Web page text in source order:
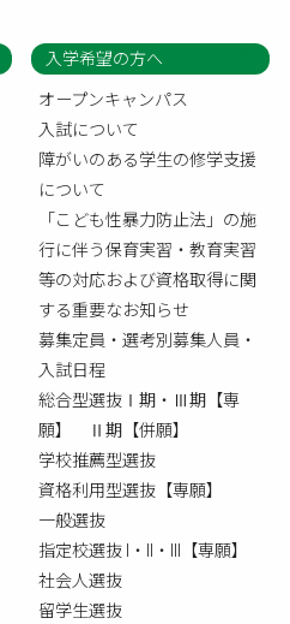
入学希望の方へ
オープンキャンパス
入試について
障がいのある学生の修学支援
について
「こども性暴力防止法」の施
行に伴う保育実習・教育実習
等の対応および資格取得に関
する重要なお知らせ
募集定員・選考別募集人員・
入試日程
総合型選抜Ⅰ期・Ⅲ期【専
願】 Ⅱ期【併願】
学校推薦型選抜
資格利用型選抜【専願】
一般選抜
指定校選抜 I・II・III【専願】
社会人選抜
留学生選抜